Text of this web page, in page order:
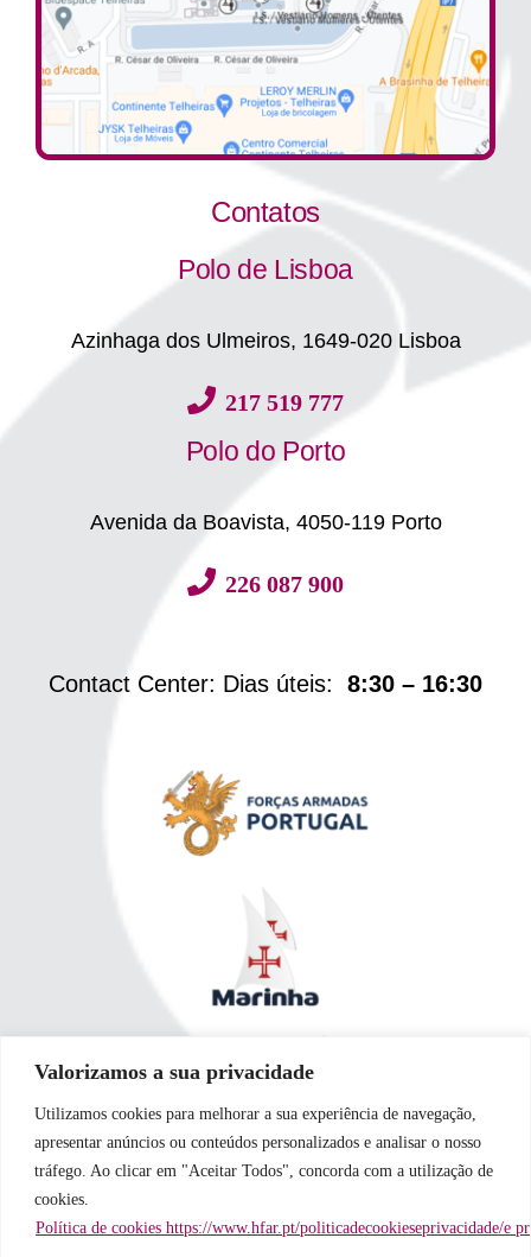
Valorizamos a sua privacidade
Utilizamos cookies para melhorar a sua experiência de navegação,
apresentar anúncios ou conteúdos personalizados e analisar o nosso
tráfego. Ao clicar em "Aceitar Todos", concorda com a utilização de
cookies.
Política de cookies https://www.hfar.pt/politicadecookieseprivacidade/e
Contatos
Polo de Lisboa
Azinhaga dos Ulmeiros, 1649-020 Lisboa
217 519 777
Polo do Porto
Avenida da Boavista, 4050-119 Porto
226 087 900
Contact Center: Dias úteis: 8:30 – 16:30